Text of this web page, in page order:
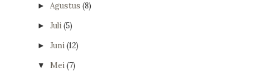
► Agustus (8)
► Juli(5)
► Juni(12)
▼ Mei(7)